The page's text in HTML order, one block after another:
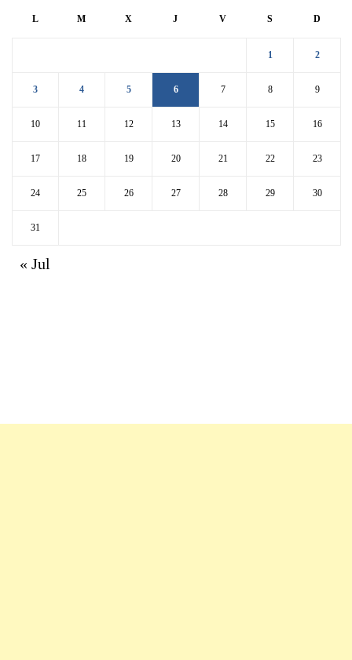
L M X J V S D
1 2
3 4 5 6 7 8 9
10 11 12 13 14 15 16
17 18 19 20 21 22 23
24 25 26 27 28 29 30
31
« Jul